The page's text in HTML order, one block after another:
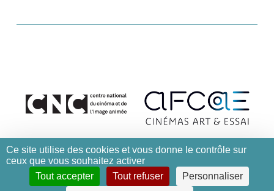
Ce site utilise des cookies et vous donne le contrôle sur
ceux que vous souhaitez activer
Tout accepter
Tout refuser
Personnaliser